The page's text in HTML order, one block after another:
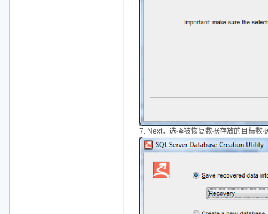
7. Next，选择被恢复数据存放的目标数